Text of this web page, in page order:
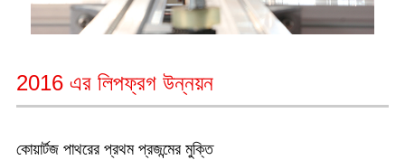
2016 এর লিপফ্রগ উন্নয়ন
কোয়ার্টজ পাথরের প্রথম প্রজন্মের মুক্তি